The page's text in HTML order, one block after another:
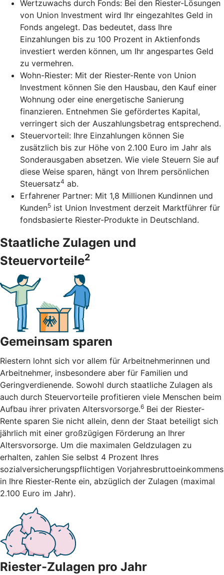
Wertzuwachs durch Fonds: Bei den Riester-Lösungen
von Union Investment wird Ihr eingezahltes Geld in
Fonds angelegt. Das bedeutet, dass Ihre
Einzahlungen bis zu 100 Prozent in Aktienfonds
investiert werden können, um Ihr angespartes Geld
zu vermehren.
Wohn-Riester: Mit der Riester-Rente von Union
Investment können Sie den Hausbau, den Kauf einer
Wohnung oder eine energetische Sanierung
finanzieren. Entnehmen Sie gefördertes Kapital,
verringert sich der Auszahlungsbetrag entsprechend.
Steuervorteil: Ihre Einzahlungen können Sie
zusätzlich bis zur Höhe von 2.100 Euro im Jahr als
Sonderausgaben absetzen. Wie viele Steuern Sie auf
diese Weise sparen, hängt von Ihrem persönlichen
Steuersatz4 ab.
Erfahrener Partner: Mit 1,8 Millionen Kundinnen und
Kunden5 ist Union Investment derzeit Marktführer für
fondsbasierte Riester-Produkte in Deutschland.
Staatliche Zulagen und
Steuervorteile2
Gemeinsam sparen
Riestern lohnt sich vor allem für Arbeitnehmerinnen und
Arbeitnehmer, insbesondere aber für Familien und
Geringverdienende. Sowohl durch staatliche Zulagen als
auch durch Steuervorteile profitieren viele Menschen beim
Aufbau ihrer privaten Altersvorsorge.6 Bei der Riester-
Rente sparen Sie nicht allein, denn der Staat beteiligt sich
jährlich mit einer großzügigen Förderung an Ihrer
Altersvorsorge. Um die maximalen Geldzulagen zu
erhalten, zahlen Sie selbst 4 Prozent Ihres
sozialversicherungspflichtigen Vorjahresbruttoeinkommens
in Ihre Riester-Rente ein, abzüglich der Zulagen (maximal
2.100 Euro im Jahr).
Riester-Zulagen pro Jahr